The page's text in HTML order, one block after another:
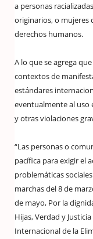
a personas
originarios, o mujeres
derechos humanos.
A lo que se agrega
contextos de
estándares
eventualmente al uso
y otras violaciones
“Las personas o
pacífica para exigir el
problemáticas
marchas del 8 de
de mayo, Por la
Hijas, Verdad y
Internacional de la